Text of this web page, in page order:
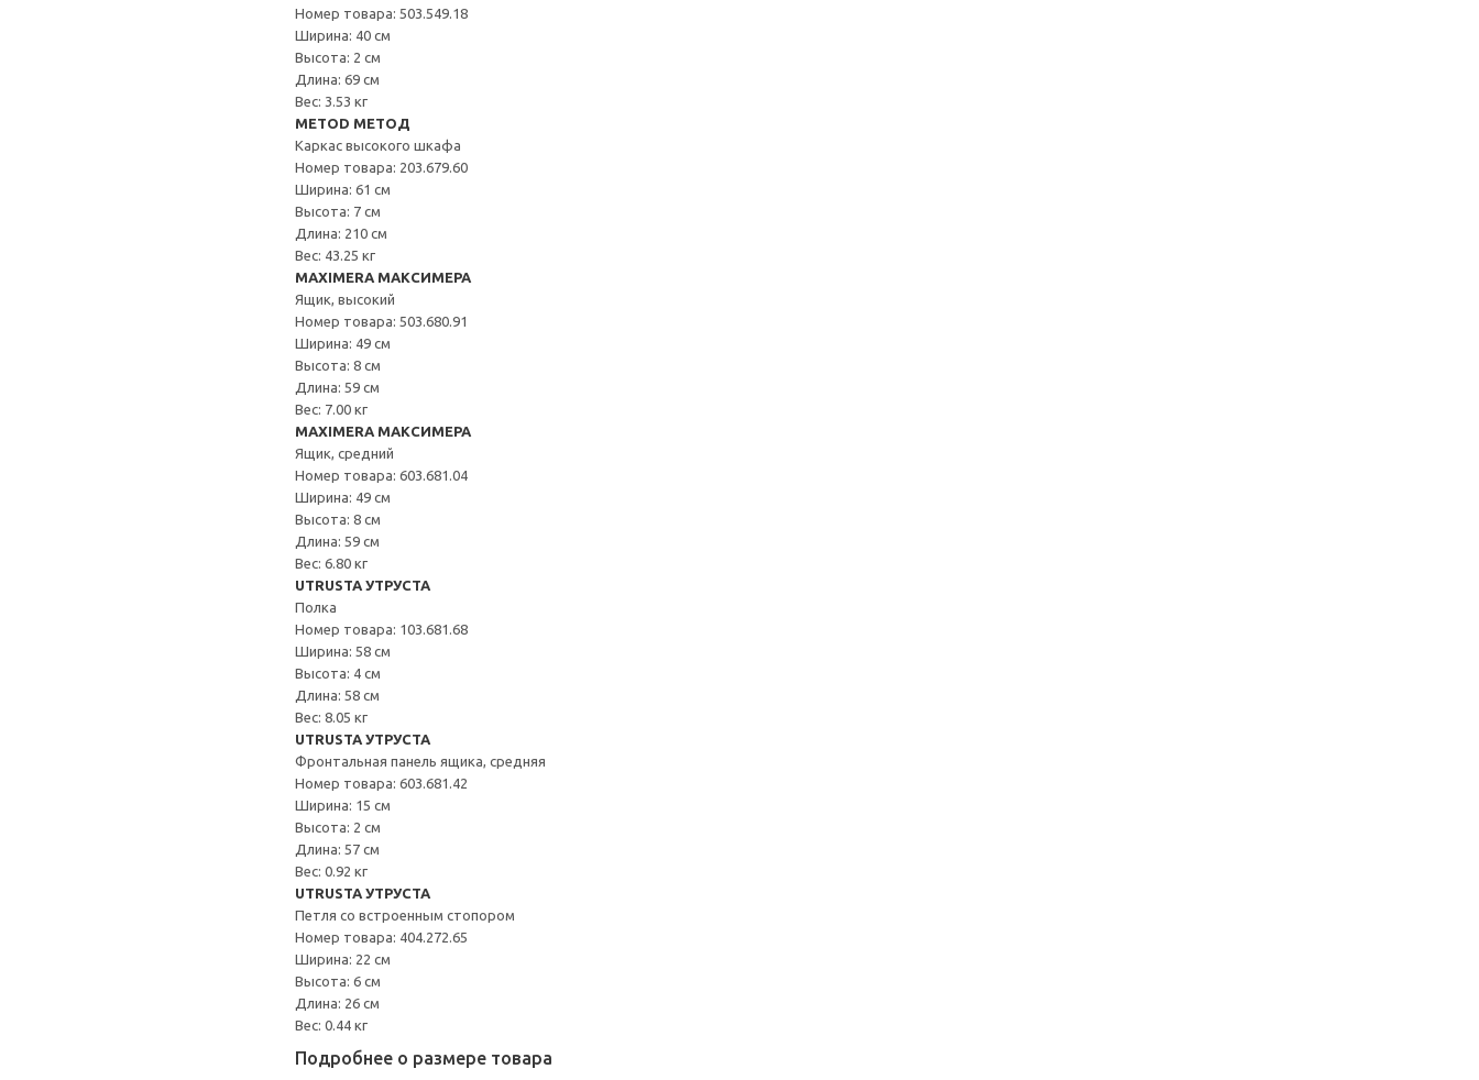
Номер товара: 503.549.18
Ширина: 40 см
Высота: 2 см
Длина: 69 см
Вес: 3.53 кг
METOD МЕТОД
Каркас высокого шкафа
Номер товара: 203.679.60
Ширина: 61 см
Высота: 7 см
Длина: 210 см
Вес: 43.25 кг
MAXIMERA МАКСИМЕРА
Ящик, высокий
Номер товара: 503.680.91
Ширина: 49 см
Высота: 8 см
Длина: 59 см
Вес: 7.00 кг
MAXIMERA МАКСИМЕРА
Ящик, средний
Номер товара: 603.681.04
Ширина: 49 см
Высота: 8 см
Длина: 59 см
Вес: 6.80 кг
UTRUSTA УТРУСТА
Полка
Номер товара: 103.681.68
Ширина: 58 см
Высота: 4 см
Длина: 58 см
Вес: 8.05 кг
UTRUSTA УТРУСТА
Фронтальная панель ящика, средняя
Номер товара: 603.681.42
Ширина: 15 см
Высота: 2 см
Длина: 57 см
Вес: 0.92 кг
UTRUSTA УТРУСТА
Петля со встроенным стопором
Номер товара: 404.272.65
Ширина: 22 см
Высота: 6 см
Длина: 26 см
Вес: 0.44 кг
Подробнее о размере товара